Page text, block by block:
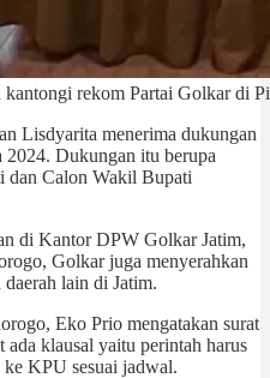
rekom Partai Golkar di
Lisdyarita menerima dukungan
Dukungan itu berupa
dan Calon Wakil Bupati
di Kantor DPW Golkar Jatim,
Golkar juga menyerahkan
lain di Jatim.
Eko Prio mengatakan surat
ada klausal yaitu perintah harus
ke KPU sesuai jadwal.